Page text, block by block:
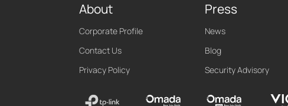
About
Corporate Profile
Contact Us
Privacy Policy
Press
News
Blog
Security Advisory